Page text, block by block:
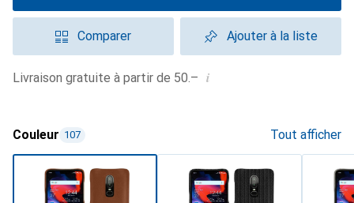
Comparer Ajouter à la liste
Livraison gratuite à partir de 50.– i
Couleur 107 Tout afficher